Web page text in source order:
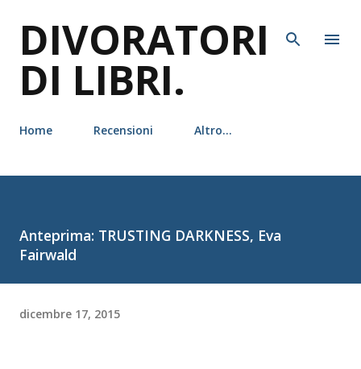
DIVORATORI
DI LIBRI.
Home Recensioni Altro…
Anteprima: TRUSTING DARKNESS, Eva
Fairwald
dicembre 17, 2015